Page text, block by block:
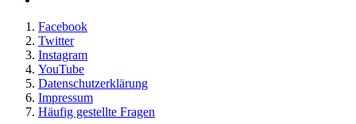
Facebook
Twitter
Instagram
YouTube
Datenschutzerklärung
Impressum
Häufig gestellte Fragen